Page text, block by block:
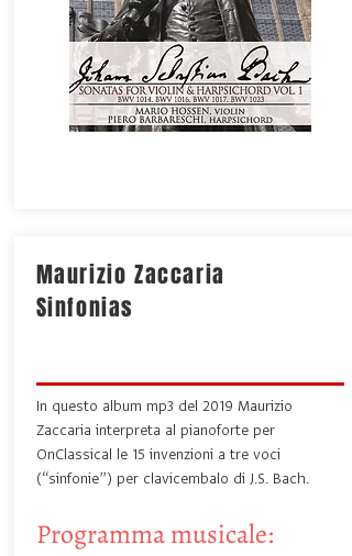
Maurizio Zaccaria
Sinfonias
In questo album mp3 del 2019 Maurizio
Zaccaria interpreta al pianoforte per
OnClassical le 15 invenzioni a tre voci
(“sinfonie”) per clavicembalo di J.S. Bach.
Programma musicale: